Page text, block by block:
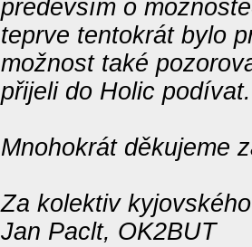
především o
teprve tentokrát bylo
možnost také
přijeli do Holic podívat.
Mnohokrát děkujeme
Za kolektiv
Jan Paclt, OK2BUT